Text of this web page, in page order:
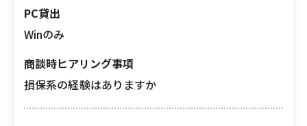
PC貸出
Winのみ
商談時ヒアリング事項
損保系の経験はありますか